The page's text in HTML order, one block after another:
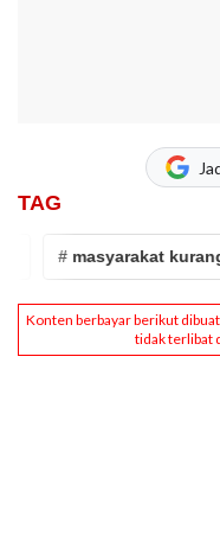
TAG
# masyarakat kurang